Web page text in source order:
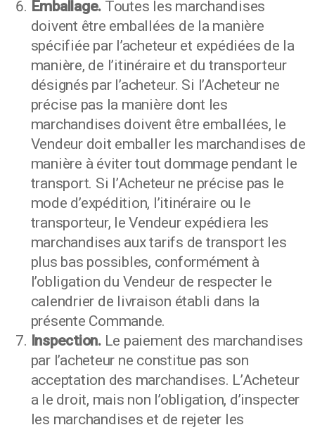
Emballage. Toutes les marchandises
doivent être emballées de la manière
spécifiée par l’acheteur et expédiées de la
manière, de l’itinéraire et du transporteur
désignés par l’acheteur. Si l’Acheteur ne
précise pas la manière dont les
marchandises doivent être emballées, le
Vendeur doit emballer les marchandises de
manière à éviter tout dommage pendant le
transport. Si l’Acheteur ne précise pas le
mode d’expédition, l’itinéraire ou le
transporteur, le Vendeur expédiera les
marchandises aux tarifs de transport les
plus bas possibles, conformément à
l’obligation du Vendeur de respecter le
calendrier de livraison établi dans la
présente Commande.
Inspection. Le paiement des marchandises
par l’acheteur ne constitue pas son
acceptation des marchandises. L’Acheteur
a le droit, mais non l’obligation, d’inspecter
les marchandises et de rejeter les